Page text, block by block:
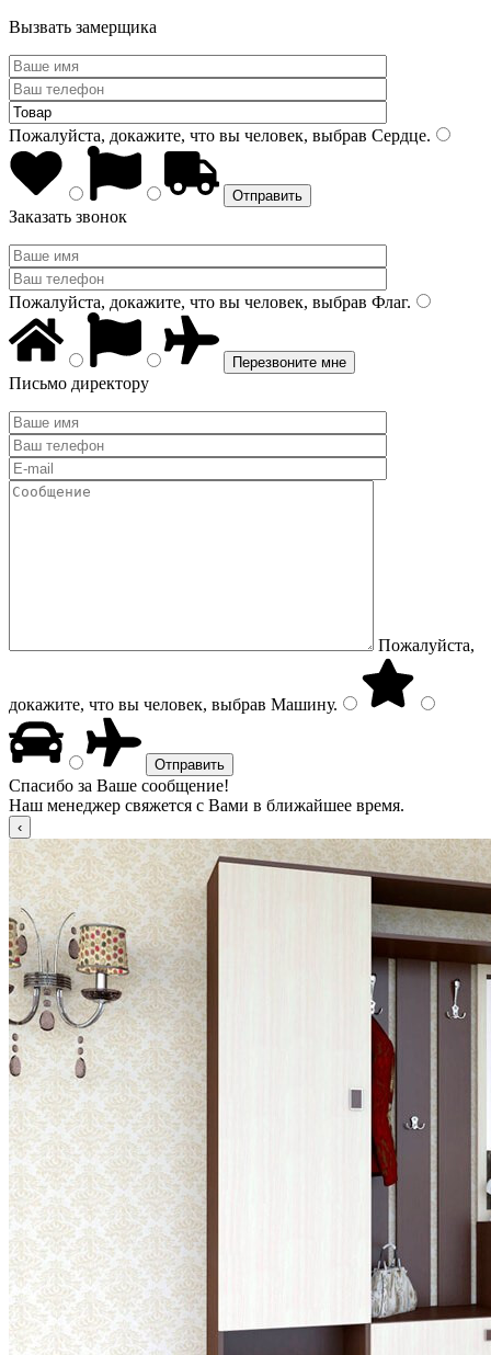
Вызвать замерщика
Пожалуйста, докажите, что вы человек, выбрав Сердце.
Заказать звонок
Пожалуйста, докажите, что вы человек, выбрав Флаг.
Письмо директору
Пожалуйста,
докажите, что вы человек, выбрав Машину.
Спасибо за Ваше сообщение!
Наш менеджер свяжется с Вами в ближайшее время.